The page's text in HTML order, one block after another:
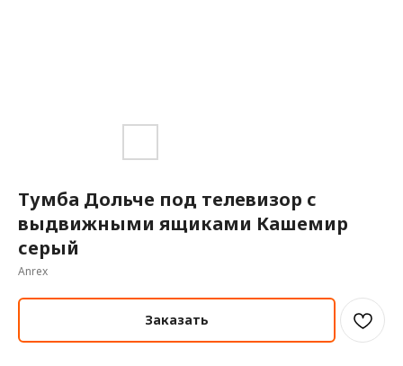
Тумба Дольче под телевизор с
выдвижными ящиками Кашемир
серый
Anrex
Заказать